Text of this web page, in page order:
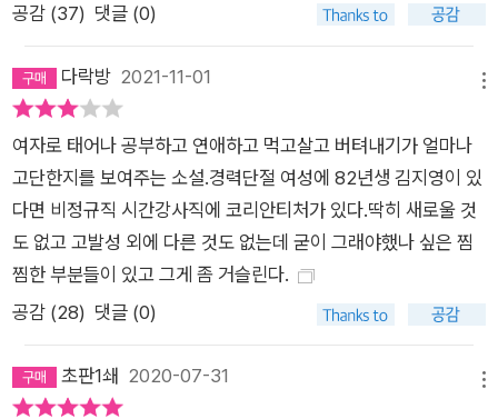
먹을 쥐었다. 손톱이 손바닥을 파고들도록 꽉 움켜쥐었다. 니카에
게 잠시 품었던 선의의 마음, 기대감 같은 것이 주먹 안에 있어서
그것을 완전히 으깨버리려는 듯이. _본문 중에서 3부 가을 학기
는 ‘가은’의 이야기다. 가은은 H대 어학당 2년 차의 신입 강사다.
H대 어학당에서 단 두 명뿐인 지방대 출신이지만, 강의평가에서
는 늘 1등을 하고, 학생에게 공개 고백을 받기도 하는 등 인기가
높다. 그런 가은에게 어느 날 ‘I saw your video’라는 문자 하나
가 전달된다. 완벽하게만 보이던 가은에겐 무슨 비밀이 있었던 걸
까? 가은은 강사실을 둘러보았다. 몇몇 강사가 눈이 마주치자 웃
어 보였다. 왜 웃는 걸까? 동영상을 보았기 때문에? 몇몇 강사가
가은의 눈을 피했다. 왜 눈을 피하는 걸까? 알아버렸기 때문에?
수군거리는 소리가 들렸다. 나에 대해서 이야기하는 걸까? _본문
중에서 4부 겨울 학기는 ‘한희’의 이야기다. 한희는 2년 전에 책
공감 (37) 댓글 (0)
다락방 2021-11-01
여자로 태어나 공부하고 연애하고 먹고살고 버텨내기가 얼마나
고단한지를 보여주는 소설.경력단절 여성에 82년생 김지영이 있
다면 비정규직 시간강사직에 코리안티처가 있다.딱히 새로울 것
도 없고 고발성 외에 다른 것도 없는데 굳이 그래야했나 싶은 찜
찜한 부분들이 있고 그게 좀 거슬린다.
공감 (28) 댓글 (0)
초판1쇄 2020-07-31